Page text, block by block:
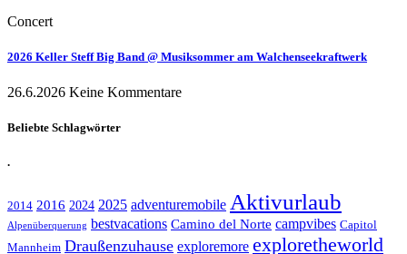
Concert
2026 Keller Steff Big Band @ Musiksommer am Walchenseekraftwerk
26.6.2026 Keine Kommentare
Beliebte Schlagwörter
.
2014 2016 2024 2025 adventuremobile Aktivurlaub
Alpenüberquerung bestvacations Camino del Norte campvibes Capitol
Mannheim Draußenzuhause exploremore exploretheworld